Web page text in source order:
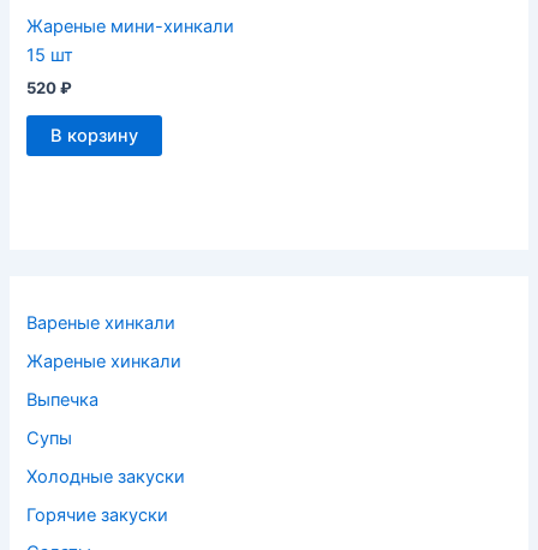
Вареные хинкали
Жареные хинкали
Выпечка
Супы
Холодные закуски
Горячие закуски
Жареные мини-хинкали
15 шт
520₽
В корзину